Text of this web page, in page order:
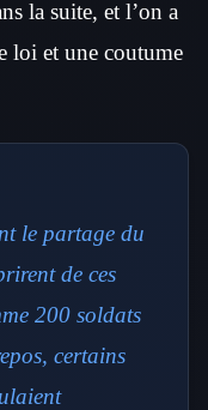
la suite, et l’on a
loi et une coutume
le partage du
de ces
200 soldats
certains